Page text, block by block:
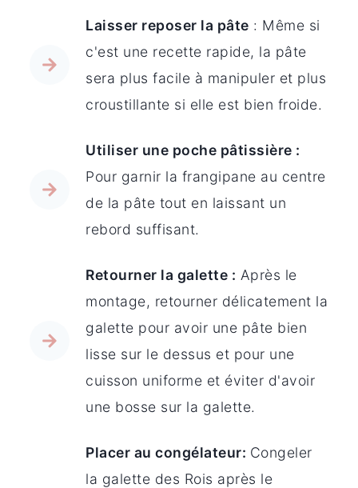
Laisser reposer la pâte : Même si
c'est une recette rapide, la pâte
sera plus facile à manipuler et plus
croustillante si elle est bien froide.
Utiliser une poche pâtissière :
Pour garnir la frangipane au centre
de la pâte tout en laissant un
rebord suffisant.
Retourner la galette : Après le
montage, retourner délicatement la
galette pour avoir une pâte bien
lisse sur le dessus et pour une
cuisson uniforme et éviter d'avoir
une bosse sur la galette.
Placer au congélateur: Congeler
la galette des Rois après le